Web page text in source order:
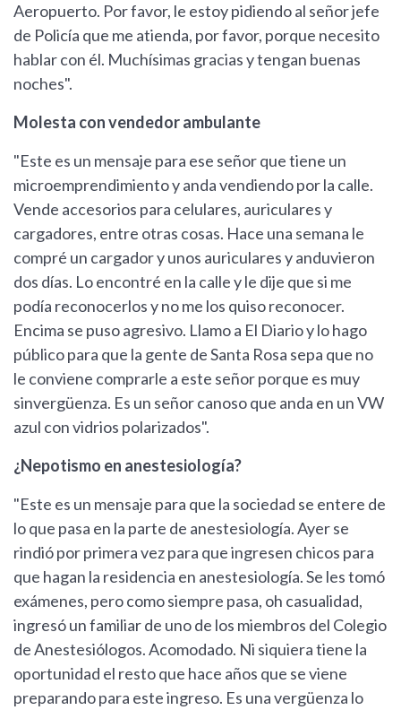
Aeropuerto. Por favor, le estoy pidiendo al señor jefe
de Policía que me atienda, por favor, porque necesito
hablar con él. Muchísimas gracias y tengan buenas
noches".
Molesta con vendedor ambulante
"Este es un mensaje para ese señor que tiene un
microemprendimiento y anda vendiendo por la calle.
Vende accesorios para celulares, auriculares y
cargadores, entre otras cosas. Hace una semana le
compré un cargador y unos auriculares y anduvieron
dos días. Lo encontré en la calle y le dije que si me
podía reconocerlos y no me los quiso reconocer.
Encima se puso agresivo. Llamo a El Diario y lo hago
público para que la gente de Santa Rosa sepa que no
le conviene comprarle a este señor porque es muy
sinvergüenza. Es un señor canoso que anda en un VW
azul con vidrios polarizados".
¿Nepotismo en anestesiología?
"Este es un mensaje para que la sociedad se entere de
lo que pasa en la parte de anestesiología. Ayer se
rindió por primera vez para que ingresen chicos para
que hagan la residencia en anestesiología. Se les tomó
exámenes, pero como siempre pasa, oh casualidad,
ingresó un familiar de uno de los miembros del Colegio
de Anestesiólogos. Acomodado. Ni siquiera tiene la
oportunidad el resto que hace años que se viene
preparando para este ingreso. Es una vergüenza lo